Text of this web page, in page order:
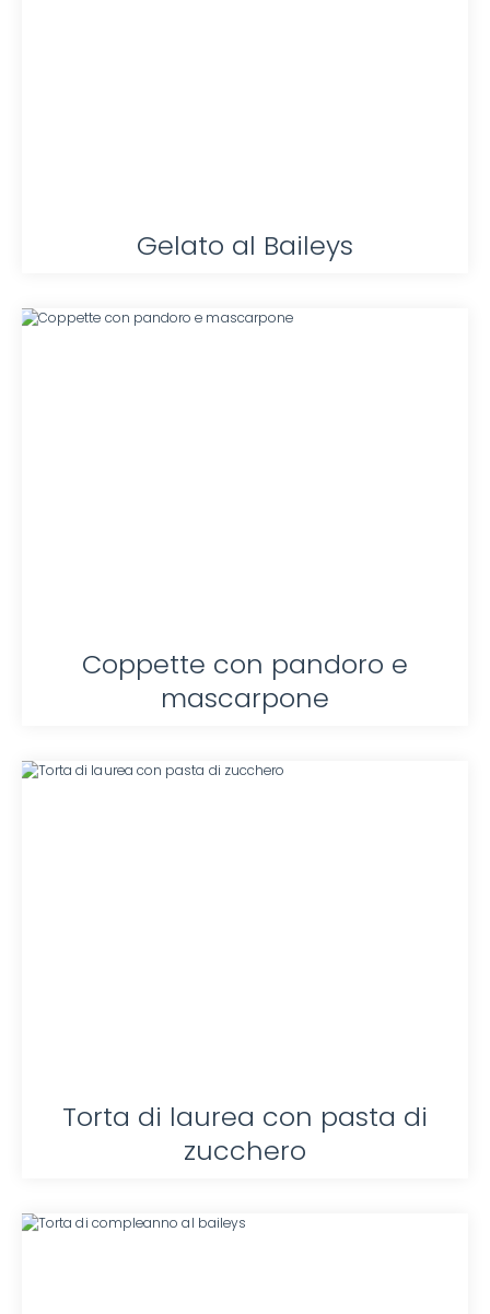
Gelato al Baileys
Coppette con pandoro e
mascarpone
Torta di laurea con pasta di
zucchero